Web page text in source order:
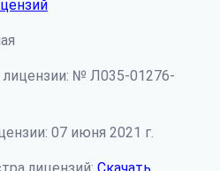
№ Л035-01276-
07 июня 2021 г.